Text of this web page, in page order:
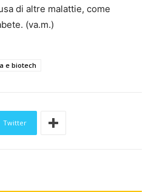
di altre malattie, come
(va.m.)
e biotech
Twitter